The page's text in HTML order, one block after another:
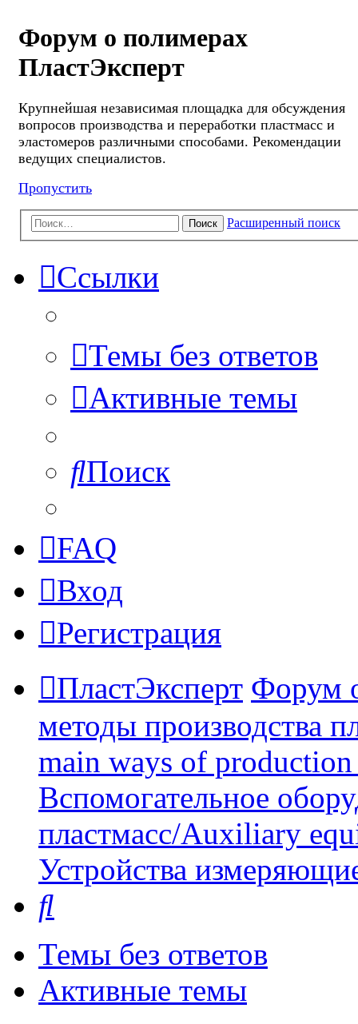
Форум о полимерах
ПластЭксперт
Крупнейшая независимая площадка для обсуждения
вопросов производства и переработки пластмасс и
эластомеров различными способами. Рекомендации
ведущих специалистов.
Пропустить
Поиск Расширенный поиск
Ссылки
Темы без ответов
Активные темы
Поиск
FAQ
Вход
Регистрация
ПластЭксперт Форум
методы производства
main ways of
Вспомогательное
пластмасс/Auxiliary
Устройства
Темы без ответов
Активные темы